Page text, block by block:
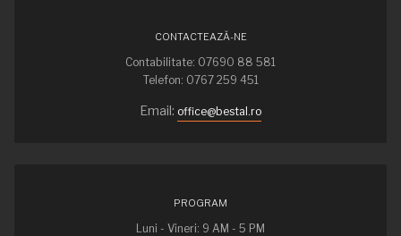
CONTACTEAZĂ-NE
Contabilitate: 07690 88 581
Telefon: 0767 259 451
Email: office@bestal.ro
PROGRAM
Luni - Vineri: 9 AM - 5 PM